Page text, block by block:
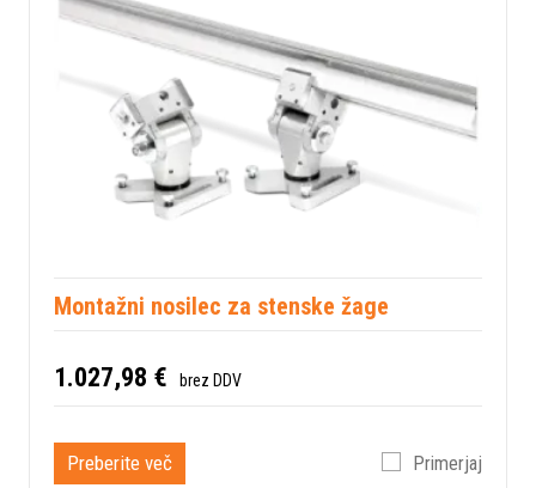
Montažni nosilec za stenske žage
1.027,98 € brez DDV
Preberite več Primerjaj